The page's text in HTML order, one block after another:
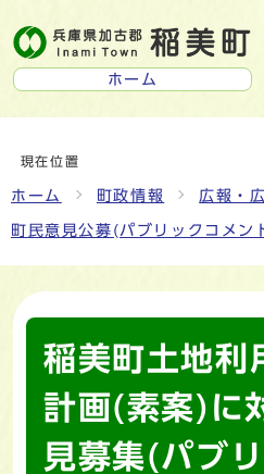
ホーム
現在位置
ホーム 町政情報 広報・
町民意見公募(パブリックコメン
稲美町土地利
計画(素案)に
見募集(パブ